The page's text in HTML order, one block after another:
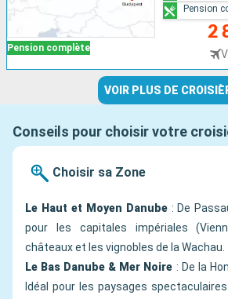
Pension complète
2
Pension
VOIR PLUS DE
Conseils pour choisir votre
Choisir sa Zone
Le Haut et Moyen Danube: De
pour les capitales impériales
châteaux et les vignobles de la Wachau.
Le Bas Danube & Mer Noire : De la
Idéal pour les paysages